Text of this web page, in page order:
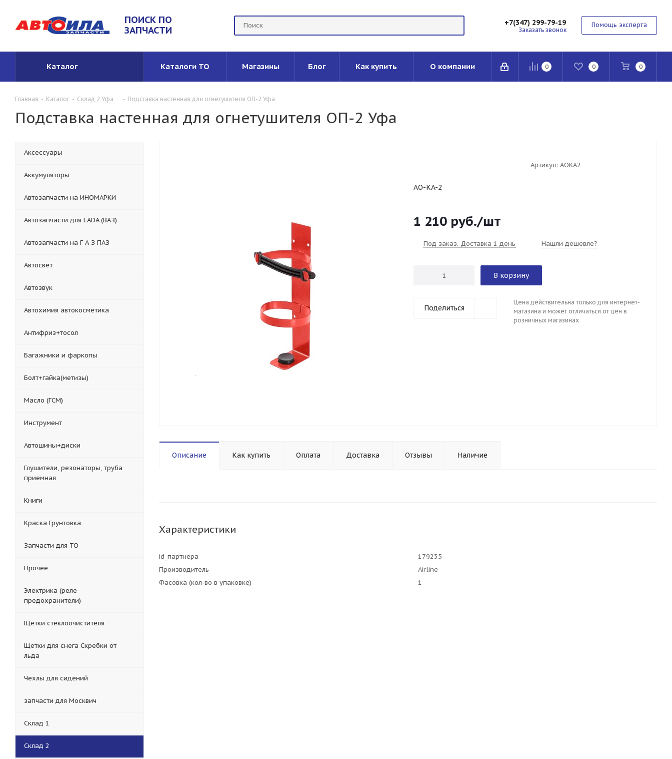
ПОИСК ПО
ЗАПЧАСТИ
+7(347) 299-79-19
Заказать звонок
Помощь эксперта
0 0 0
Каталог Каталоги ТО Магазины Блог Как купить О компании
Главная - Каталог - Склад 2 Уфа - Подставка настенная для огнетушителя ОП-2 Уфа
Подставка настенная для огнетушителя ОП-2 Уфа
Артикул: AOKA2
AO-KA-2
1 210 руб./шт
Под заказ. Доставка 1 день Нашли дешевле?
В корзину
Поделиться
Цена действительна только для интернет-
магазина и может отличаться от цен в
розничных магазинах
Описание Как купить Оплата Доставка Отзывы Наличие
Характеристики
id_партнера
179235
Производитель
Airline
Фасовка (кол-во в упаковке)
1
Аксессуары
Аккумуляторы
Автозапчасти на ИНОМАРКИ
Автозапчасти для LADA (ВАЗ)
Автозапчасти на Г А З ПАЗ
Автосвет
Автозвук
Автохимия автокосметика
Антифриз+тосол
Багажники и фаркопы
Болт+гайка(метизы)
Масло (ГСМ)
Инструмент
Автошины+диски
Глушители, резонаторы, труба
приемная
Книги
Краска Грунтовка
Запчасти для ТО
Прочее
Электрика (реле
предохранители)
Щетки стеклоочистителя
Щетки для снега Скребки от
льда
Чехлы для сидений
запчасти для Москвич
Склад 1
Склад 2